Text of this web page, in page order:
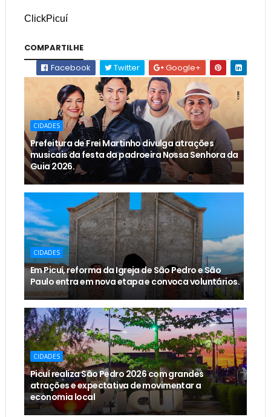
ClickPicuí
COMPARTILHE
Facebook
Twitter Google+
CIDADES
Prefeitura de Frei Martinho divulga atrações
musicais da festa da padroeira Nossa Senhora da
Guia 2026.
CIDADES
Em Picuí, reforma da Igreja de São Pedro e São
Paulo entra em nova etapa e convoca voluntários.
CIDADES
Picuí realiza São Pedro 2026 com grandes
atrações e expectativa de movimentar a
economia local